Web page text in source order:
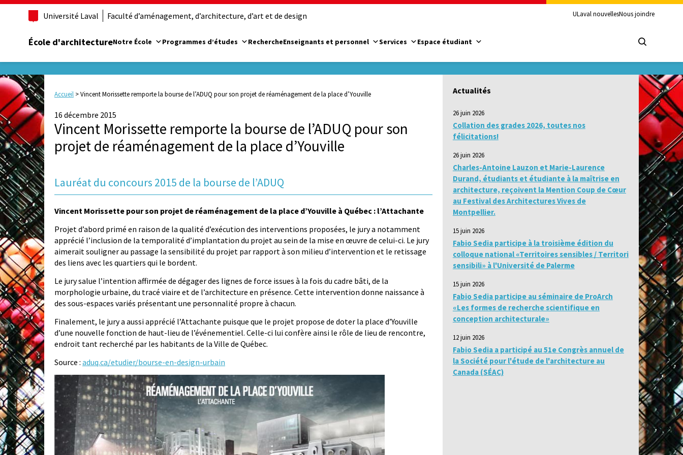
Université Laval Faculté d’aménagement, d’architecture, d’art et de design ULaval nouvellesNous joindre
École d'architectureNotre École Programmes d’études RechercheEnseignants et personnel Services Espace étudiant
Accueil >Vincent Morissette remporte la bourse de l’ADUQ pour son projet de réaménagement de la place d’Youville
16 décembre 2015
Vincent Morissette remporte la bourse de l’ADUQ pour son
projet de réaménagement de la place d’Youville
Lauréat du concours 2015 de la bourse de l’ADUQ
Vincent Morissette pour son projet de réaménagement de la place d’Youville à Québec : l’Attachante
Projet d’abord primé en raison de la qualité d’exécution des interventions proposées, le jury a notamment
apprécié l’inclusion de la temporalité d’implantation du projet au sein de la mise en œuvre de celui-ci. Le jury
aimerait souligner au passage la sensibilité du projet par rapport à son milieu d’intervention et le retissage
des liens avec les quartiers qui le bordent.
Le jury salue l’intention affirmée de dégager des lignes de force issues à la fois du cadre bâti, de la
morphologie urbaine, du tracé viaire et de l’architecture en présence. Cette intervention donne naissance à
des sous-espaces variés présentant une personnalité propre à chacun.
Finalement, le jury a aussi apprécié l’Attachante puisque que le projet propose de doter la place d’Youville
d’une nouvelle fonction de haut-lieu de l’événementiel. Celle-ci lui confère ainsi le rôle de lieu de rencontre,
endroit tant recherché par les habitants de la Ville de Québec.
Source : aduq.ca/etudier/bourse-en-design-urbain
Actualités
26 juin 2026
Collation des grades 2026, toutes nos
félicitations!
26 juin 2026
Charles-Antoine Lauzon et Marie-Laurence
Durand, étudiants et étudiante à la maîtrise en
architecture, reçoivent la Mention Coup de Cœur
au Festival des Architectures Vives de
Montpellier.
15 juin 2026
Fabio Sedia participe à la troisième édition du
colloque national «Territoires sensibles / Territori
sensibili» à l'Université de Palerme
15 juin 2026
Fabio Sedia participe au séminaire de ProArch
«Les formes de recherche scientifique en
conception architecturale»
12 juin 2026
Fabio Sedia a participé au 51e Congrès annuel de
la Société pour l'étude de l'architecture au
Canada (SÉAC)